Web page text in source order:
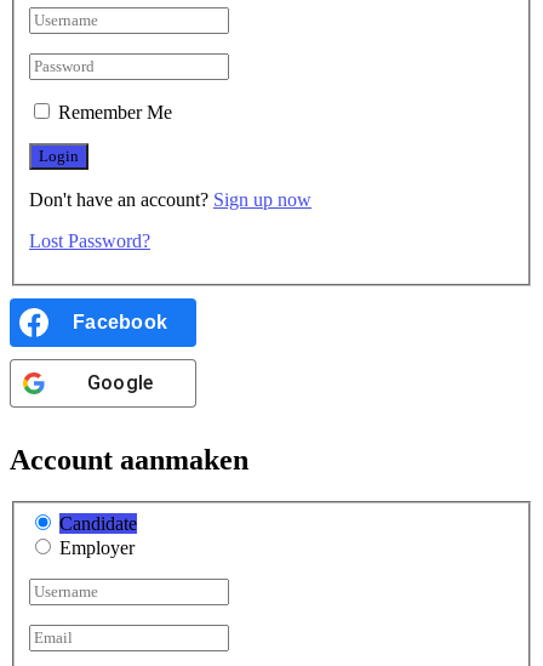
Remember Me
Don't have an account? Sign up now
Lost Password?
Facebook
Google
Account aanmaken
Candidate
Employer